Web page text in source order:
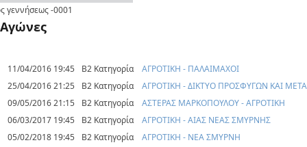
γεννήσεως-0001
Αγώνες
11/04/2016 19:45 Β2 Κατηγορία
ΑΓΡΟΤΙΚΗ - ΠΑΛΑΙΜΑΧΟΙ
25/04/2016 21:25
Β2 Κατηγορία
ΑΓΡΟΤΙΚΗ - ΔΙΚΤΥΟ ΠΡΟΣΦΥΓΩΝ ΚΑΙ
09/05/2016 21:15
Β2 Κατηγορία
ΑΣΤΕΡΑΣ ΜΑΡΚΟΠΟΥΛΟΥ - ΑΓΡΟΤΙΚΗ
06/03/2017 19:45
Β2 Κατηγορία
ΑΓΡΟΤΙΚΗ - ΑΙΑΣ ΝΕΑΣ ΣΜΥΡΝΗΣ
05/02/2018 19:45
Β2 Κατηγορία
ΑΓΡΟΤΙΚΗ - ΝΕΑ ΣΜΥΡΝΗ